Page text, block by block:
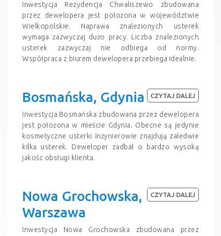
Inwestycja Rezydencja Chwaliszewo zbudowana
przez dewelopera jest położona w województwie
Wielkopolskie. Naprawa znalezionych usterek
wymaga zazwyczaj dużo pracy. Liczba znalezionych
usterek zazwyczaj nie odbiega od normy.
Współpraca z biurem dewelopera przebiega idealnie.
Bosmańska, Gdynia
Inwestycja Bosmańska zbudowana przez dewelopera
jest położona w mieście Gdynia. Obecne są jedynie
kosmetyczne usterki Inżynierowie znajdują zaledwie
kilka usterek. Deweloper zadbał o bardzo wysoką
jakośc obsługi klienta.
CZYTAJ DALEJ
Nowa Grochowska,
Warszawa
Inwestycja Nowa Grochowska zbudowana przez
CZYTAJ DALEJ